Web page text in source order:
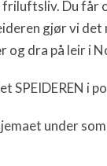
Du får
gjør vi det
dra på leir i
SPEIDEREN i
under